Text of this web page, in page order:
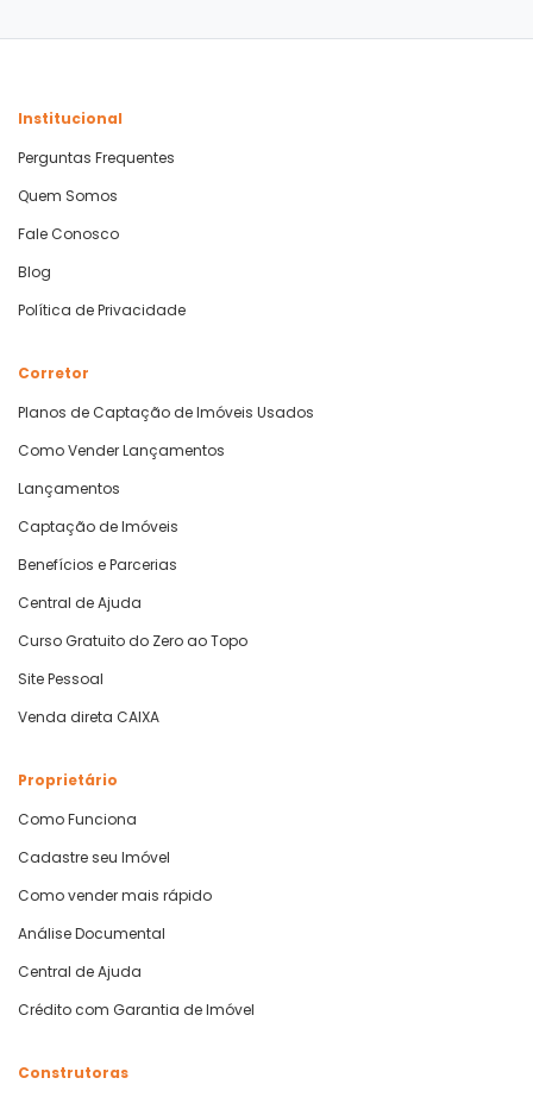
Institucional
Perguntas Frequentes
Quem Somos
Fale Conosco
Blog
Política de Privacidade
Corretor
Planos de Captação de Imóveis Usados
Como Vender Lançamentos
Lançamentos
Captação de Imóveis
Benefícios e Parcerias
Central de Ajuda
Curso Gratuito do Zero ao Topo
Site Pessoal
Venda direta CAIXA
Proprietário
Como Funciona
Cadastre seu Imóvel
Como vender mais rápido
Análise Documental
Central de Ajuda
Crédito com Garantia de Imóvel
Construtoras